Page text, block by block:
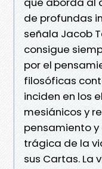
de profundas
señala Jacob
consigue
por el
filosóficas
inciden en los
mesiánicos y
pensamiento
trágica de la
sus Cartas. La